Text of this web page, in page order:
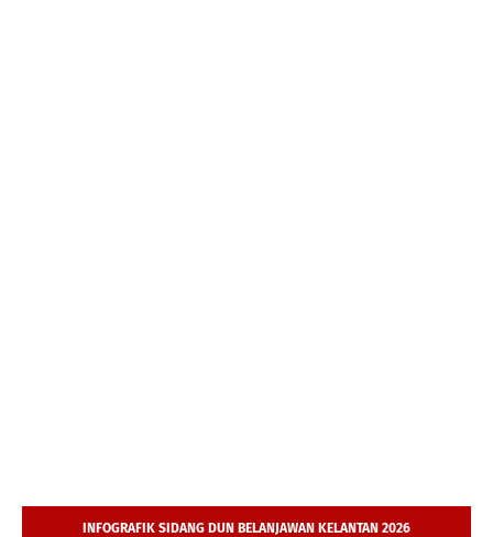
INFOGRAFIK SIDANG DUN BELANJAWAN KELANTAN 2026